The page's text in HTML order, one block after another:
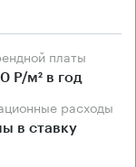
платы
Р/м² в год
расходы
в ставку